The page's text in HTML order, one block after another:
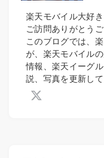
楽天モバイル大好き
ご訪問ありがとうご
このブログでは、
が、楽天モバイル
情報、楽天イーグ
説、写真を更新して